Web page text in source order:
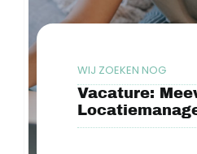
WIJ ZOEKEN NOG
Vacature: